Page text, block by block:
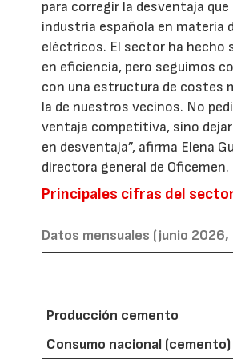
para corregir la desventaja
industria española en materia
eléctricos. El sector ha hecho
en eficiencia, pero seguimos
con una estructura de costes
la de nuestros vecinos. No
ventaja competitiva, sino
en desventaja”, afirma Elena
directora general de Oficemen.
Principales cifras del
Datos mensuales (junio
Producción cemento
Consumo nacional (cemento)